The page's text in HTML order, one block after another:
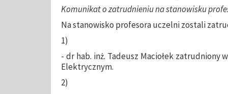
Komunikat o zatrudnieniu na stanowisku
Na stanowisko profesora uczelni zostali
1)
- dr hab. inż. Tadeusz Maciołek zatrudniony
Elektrycznym.
2)